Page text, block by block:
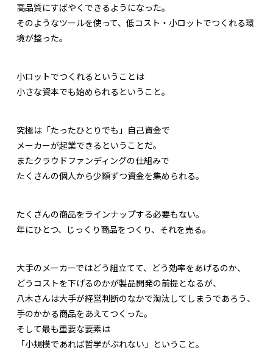
高品質にすばやくできるようになった。
そのようなツールを使って、低コスト・小ロットでつくれる環
境が整った。
小ロットでつくれるということは
小さな資本でも始められるということ。
究極は「たったひとりでも」自己資金で
メーカーが起業できるということだ。
またクラウドファンディングの仕組みで
たくさんの個人から少額ずつ資金を集められる。
たくさんの商品をラインナップする必要もない。
年にひとつ、じっくり商品をつくり、それを売る。
大手のメーカーではどう組立てて、どう効率をあげるのか、
どうコストを下げるのかが製品開発の前提となるが、
八木さんは大手が経営判断のなかで淘汰してしまうであろう、
手のかかる商品をあえてつくった。
そして最も重要な要素は
「小規模であれば哲学がぶれない」ということ。